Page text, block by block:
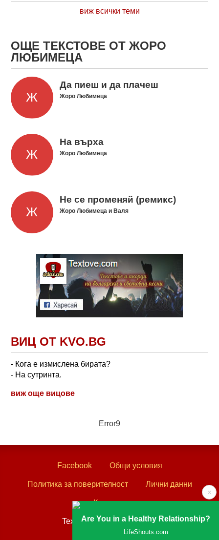
виж всички теми
ОЩЕ ТЕКСТОВЕ ОТ ЖОРО
ЛЮБИМЕЦА
Да пиеш и да плачеш
Жоро Любимеца
На върха
Жоро Любимеца
Не се променяй (ремикс)
Жоро Любимеца и Валя
ВИЦ ОТ KVO.BG
- Кога е измислена бирата?
- На сутринта.
виж още вицове
Error9
x
Are You in a Healthy Relationship?
LifeShouts.com
Facebook Общи условия
Политика за поверителност Лични данни
Контакти
Textove.com © 2003 - 2026